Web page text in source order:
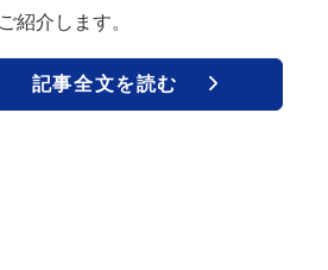
紹介します。
記事全文を読む